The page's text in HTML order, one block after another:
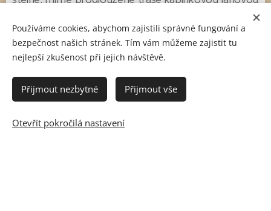
nezávislými oběžnými lanovkami se střední stanicí na
Růžové hoře, avšak kabinka může přecházet z jedné
lanové dráhy na druhou bez přestupu cestujících. Z
důvodu nepříznivých povětrnostních podmínek na
Sněžce (silného větru aj.) může být v některých
dráhy.
Používáme cookies, abychom zajistili správné fungování a
bezpečnost našich stránek. Tím vám můžeme zajistit tu
nejlepší zkušenost při jejich návštěvě.
Přijmout nezbytné Přijmout vše
Otevřít pokročilá nastavení